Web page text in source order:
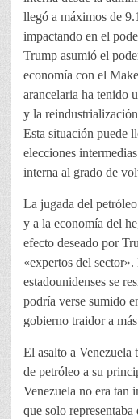
llegó a máximos de
impactando en el
Trump asumió el
economía con el
arancelaria ha tenido
y la
Esta situación puede
elecciones
interna al grado de
La jugada del
y a la economía del
efecto deseado por
«expertos del sector».
estadounidenses se
podría verse sumido
gobierno traidor a
El asalto a Venezuela
de petróleo a su
Venezuela no era tan
que solo